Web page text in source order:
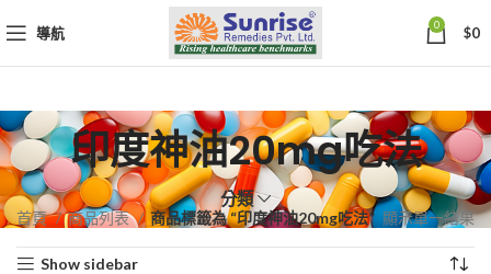
導航 0 $0
印度神油20mg吃法
分類
首頁 商品列表 商品標籤為 “印度神油20mg吃法” 顯示單一結果
Show sidebar